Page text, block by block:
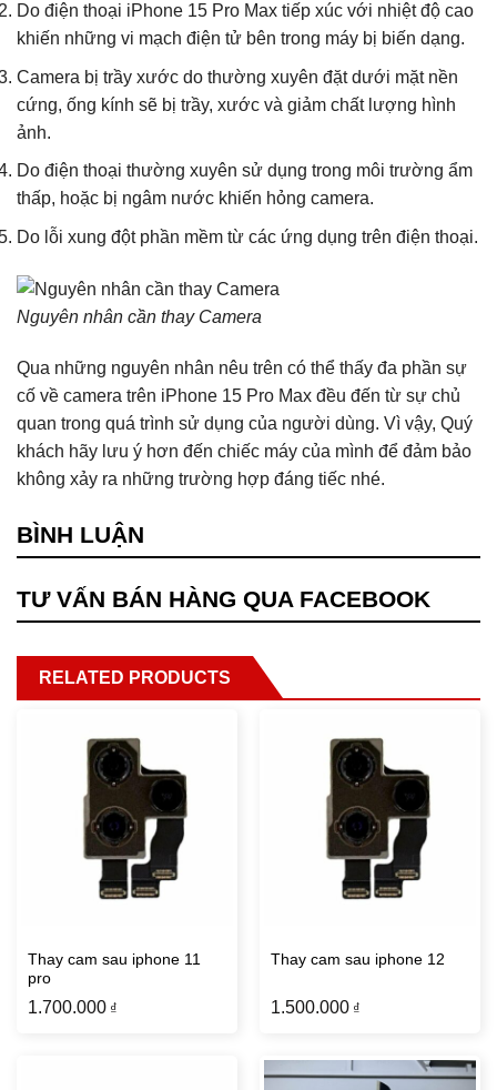
Do điện thoại iPhone 15 Pro Max tiếp xúc với nhiệt độ cao
khiến những vi mạch điện tử bên trong máy bị biến dạng.
Camera bị trầy xước do thường xuyên đặt dưới mặt nền
cứng, ống kính sẽ bị trầy, xước và giảm chất lượng hình
ảnh.
Do điện thoại thường xuyên sử dụng trong môi trường ẩm
thấp, hoặc bị ngâm nước khiến hỏng camera.
Do lỗi xung đột phần mềm từ các ứng dụng trên điện thoại.
Nguyên nhân cần thay Camera
Qua những nguyên nhân nêu trên có thể thấy đa phần sự
cố về camera trên iPhone 15 Pro Max đều đến từ sự chủ
quan trong quá trình sử dụng của người dùng. Vì vậy, Quý
khách hãy lưu ý hơn đến chiếc máy của mình để đảm bảo
không xảy ra những trường hợp đáng tiếc nhé.
BÌNH LUẬN
TƯ VẤN BÁN HÀNG QUA FACEBOOK
RELATED PRODUCTS
Thay cam sau iphone 11
pro
1.700.000 ₫
Thay cam sau iphone 12
1.500.000 ₫